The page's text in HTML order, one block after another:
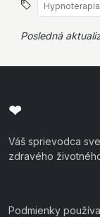
Hypnoterapia
Posledná
❤
Váš sprievodca
zdravého
Podmienky